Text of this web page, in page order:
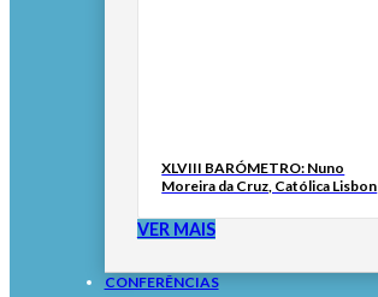
XLVIII BARÓMETRO: Nuno
Moreira da Cruz, Católica Lisbon
VER MAIS
CONFERÊNCIAS